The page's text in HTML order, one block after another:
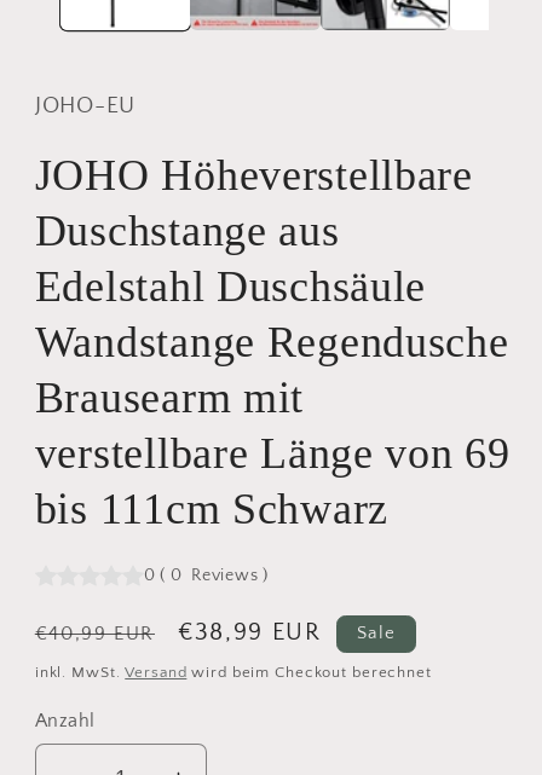
JOHO-EU
JOHO Höheverstellbare
Duschstange aus
Edelstahl Duschsäule
Wandstange Regendusche
Brausearm mit
verstellbare Länge von 69
bis 111cm Schwarz
0( 0 Reviews )
Normaler
Preis
€40,99 EUR Verkaufspreis
€38,99 EUR Sale
inkl. MwSt.Versand wird beim Checkout berechnet
Anzahl